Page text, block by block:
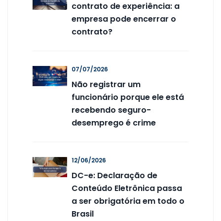
contrato de experiência: a
empresa pode encerrar o
contrato?
07/07/2026
Não registrar um
funcionário porque ele está
recebendo seguro-
desemprego é crime
12/06/2026
DC-e: Declaração de
Conteúdo Eletrônica passa
a ser obrigatória em todo o
Brasil